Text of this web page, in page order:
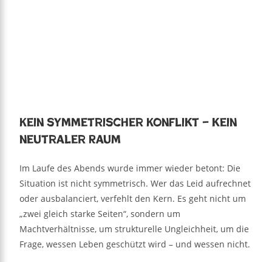
Kein symmetrischer Konflikt – kein
neutraler Raum
Im Laufe des Abends wurde immer wieder betont: Die
Situation ist nicht symmetrisch. Wer das Leid aufrechnet
oder ausbalanciert, verfehlt den Kern. Es geht nicht um
„zwei gleich starke Seiten“, sondern um
Machtverhältnisse, um strukturelle Ungleichheit, um die
Frage, wessen Leben geschützt wird – und wessen nicht.